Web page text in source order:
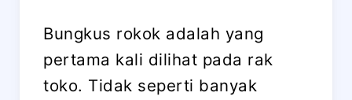
Bungkus rokok adalah yang
pertama kali dilihat pada rak
toko. Tidak seperti banyak